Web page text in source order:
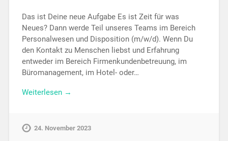
Das ist Deine neue Aufgabe Es ist Zeit für was
Neues? Dann werde Teil unseres Teams im Bereich
Personalwesen und Disposition (m/w/d). Wenn Du
den Kontakt zu Menschen liebst und Erfahrung
entweder im Bereich Firmenkundenbetreuung, im
Büromanagement, im Hotel- oder…
Weiterlesen →
24. November 2023